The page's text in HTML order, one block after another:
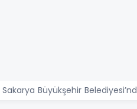
Sakarya Büyükşehir